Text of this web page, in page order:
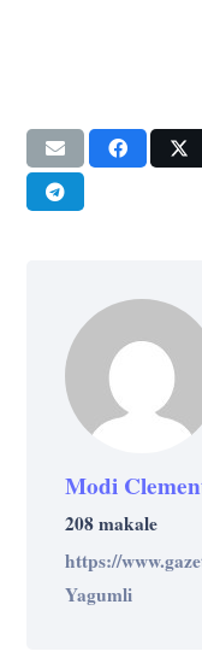
Modi
208 makale
https://
Yagumli
BILIM